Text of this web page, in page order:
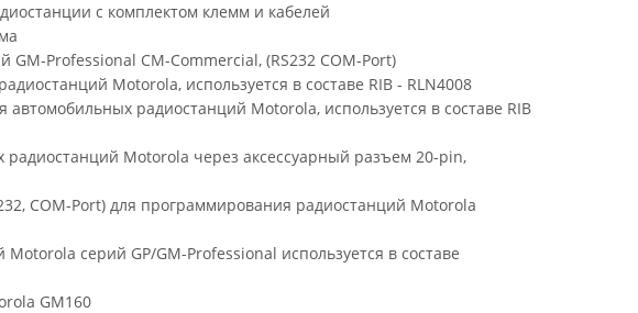
с комплектом клемм и кабелей
Professional CM-Commercial, (RS232 COM-Port)
Motorola, используется в составе RIB - RLN4008
радиостанций Motorola, используется в составе RIB
Motorola через аксессуарный разъем 20-pin,
COM-Port) для программирования радиостанций Motorola
серий GP/GM-Professional используется в составе
GM160